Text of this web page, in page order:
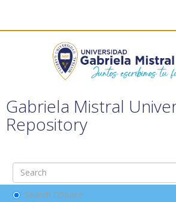
Gabriela Mistral
Repository
Search DSpace